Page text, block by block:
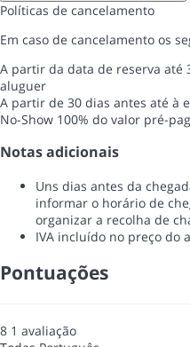
Políticas de cancelamento
Em caso de cancelamento os
A partir da data de reserva até
aluguer
A partir de 30 dias antes até à
No-Show 100% do valor pré-
Notas adicionais
Uns dias antes da
informar o horário de
organizar a recolha de
IVA incluído no preço do
Pontuações
8 1 avaliação